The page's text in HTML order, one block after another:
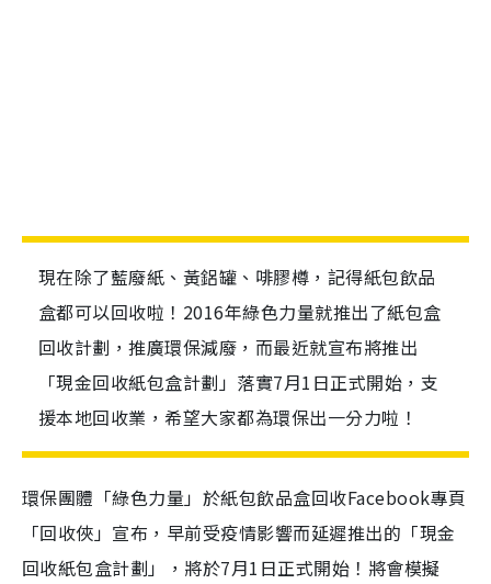
現在除了藍廢紙、黃鋁罐、啡膠樽，記得紙包飲品
盒都可以回收啦！2016年綠色力量就推出了紙包盒
回收計劃，推廣環保減廢，而最近就宣布將推出
「現金回收紙包盒計劃」落實7月1日正式開始，支
援本地回收業，希望大家都為環保出一分力啦！
環保團體「綠色力量」於紙包飲品盒回收Facebook專頁
「回收俠」宣布，早前受疫情影響而延遲推出的「現金
回收紙包盒計劃」，將於7月1日正式開始！將會模擬